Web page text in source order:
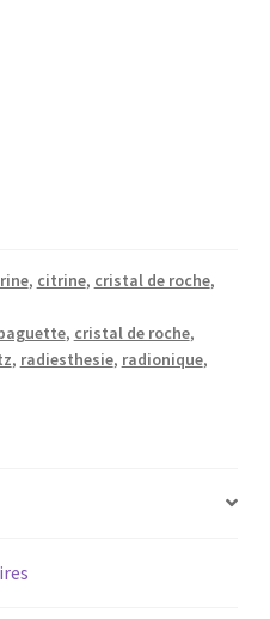
, citrine, cristal de roche,
, cristal de roche,
, radiesthesie, radionique,